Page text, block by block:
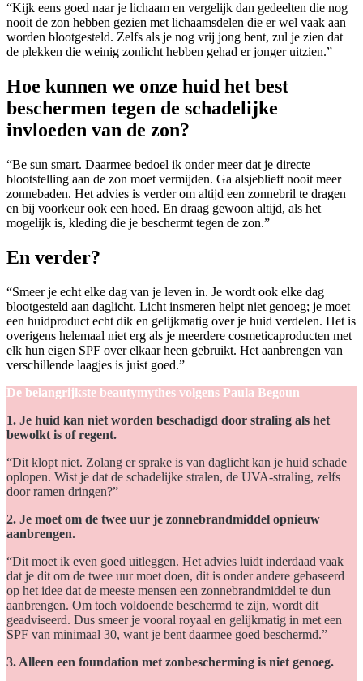
“Kijk eens goed naar je lichaam en vergelijk dan gedeelten die nog
nooit de zon hebben gezien met lichaamsdelen die er wel vaak aan
worden blootgesteld. Zelfs als je nog vrij jong bent, zul je zien dat
de plekken die weinig zonlicht hebben gehad er jonger uitzien.”
Hoe kunnen we onze huid het best
beschermen tegen de schadelijke
invloeden van de zon?
“Be sun smart. Daarmee bedoel ik onder meer dat je directe
blootstelling aan de zon moet vermijden. Ga alsjeblieft nooit meer
zonnebaden. Het advies is verder om altijd een zonnebril te dragen
en bij voorkeur ook een hoed. En draag gewoon altijd, als het
mogelijk is, kleding die je beschermt tegen de zon.”
En verder?
“Smeer je echt elke dag van je leven in. Je wordt ook elke dag
blootgesteld aan daglicht. Licht insmeren helpt niet genoeg; je moet
een huidproduct echt dik en gelijkmatig over je huid verdelen. Het is
overigens helemaal niet erg als je meerdere cosmeticaproducten met
elk hun eigen SPF over elkaar heen gebruikt. Het aanbrengen van
verschillende laagjes is juist goed.”
De belangrijkste beautymythes volgens Paula Begoun
1. Je huid kan niet worden beschadigd door straling als het
bewolkt is of regent.
“Dit klopt niet. Zolang er sprake is van daglicht kan je huid schade
oplopen. Wist je dat de schadelijke stralen, de UVA-straling, zelfs
door ramen dringen?”
2. Je moet om de twee uur je zonnebrandmiddel opnieuw
aanbrengen.
“Dit moet ik even goed uitleggen. Het advies luidt inderdaad vaak
dat je dit om de twee uur moet doen, dit is onder andere gebaseerd
op het idee dat de meeste mensen een zonnebrandmiddel te dun
aanbrengen. Om toch voldoende beschermd te zijn, wordt dit
geadviseerd. Dus smeer je vooral royaal en gelijkmatig in met een
SPF van minimaal 30, want je bent daarmee goed beschermd.”
3. Alleen een foundation met zonbescherming is niet genoeg.